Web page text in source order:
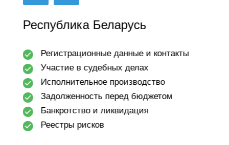
Республика Беларусь
Регистрационные данные и контакты
Участие в судебных делах
Исполнительное производство
Задолженность перед бюджетом
Банкротство и ликвидация
Реестры рисков